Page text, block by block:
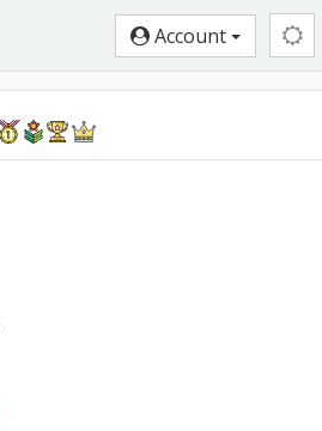
Account